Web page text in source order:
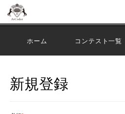
ホーム コンテスト一覧
新規登録